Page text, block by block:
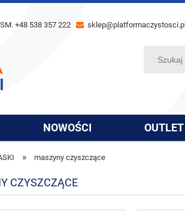
+48 538 357 222 sklep@platformaczystosci.pl
NOWOŚCI OUTLET
» maszyny czyszczące
CZYSZCZĄCE